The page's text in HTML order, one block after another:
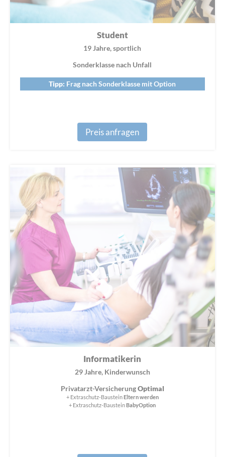
Student
19 Jahre, sportlich
Sonderklasse nach Unfall
Tipp: Frag nach Sonderklasse mit Option
Preis anfragen
Informatikerin
29 Jahre, Kinderwunsch
Privatarzt-VersicherungOptimal
+ Extraschutz-BausteinEltern werden
+ Extraschutz-BausteinBabyOption